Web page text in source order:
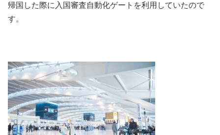
帰国した際に入国審査自動化ゲートを利用していたので
す。